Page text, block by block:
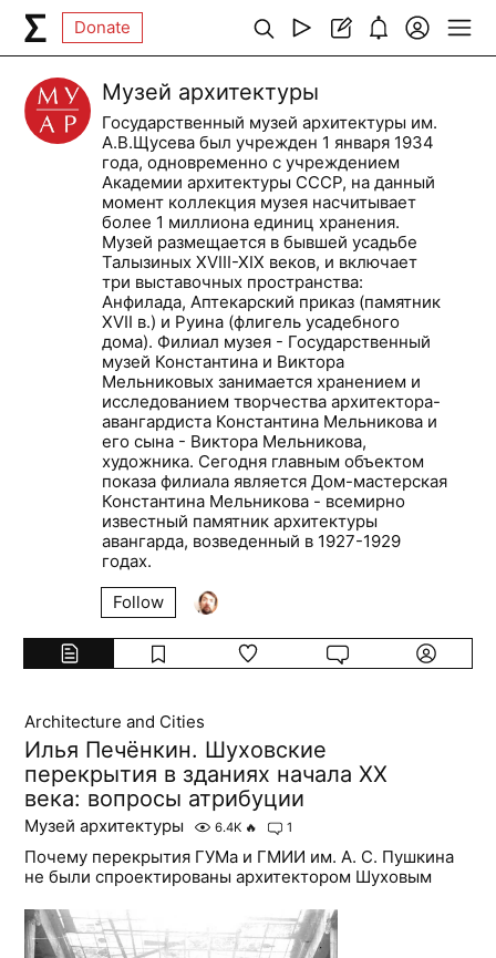
Donate
Музей архитектуры
Государственный музей архитектуры им.
А.В.Щусева был учрежден 1 января 1934
года, одновременно с учреждением
Академии архитектуры СССР, на данный
момент коллекция музея насчитывает
более 1 миллиона единиц хранения.
Музей размещается в бывшей усадьбе
Талызиных XVIII-XIX веков, и включает
три выставочных пространства:
Анфилада, Аптекарский приказ (памятник
XVII в.) и Руина (флигель усадебного
дома). Филиал музея - Государственный
музей Константина и Виктора
Мельниковых занимается хранением и
исследованием творчества архитектора-
авангардиста Константина Мельникова и
его сына - Виктора Мельникова,
художника. Сегодня главным объектом
показа филиала является Дом-мастерская
Константина Мельникова - всемирно
известный памятник архитектуры
авангарда, возведенный в 1927-1929
годах.
Follow
Architecture and Cities
Илья Печёнкин. Шуховские
перекрытия в зданиях начала ХХ
века: вопросы атрибуции
Музей архитектуры 6.4K 🔥 1
Почему перекрытия ГУМа и ГМИИ им. А. С. Пушкина
не были спроектированы архитектором Шуховым